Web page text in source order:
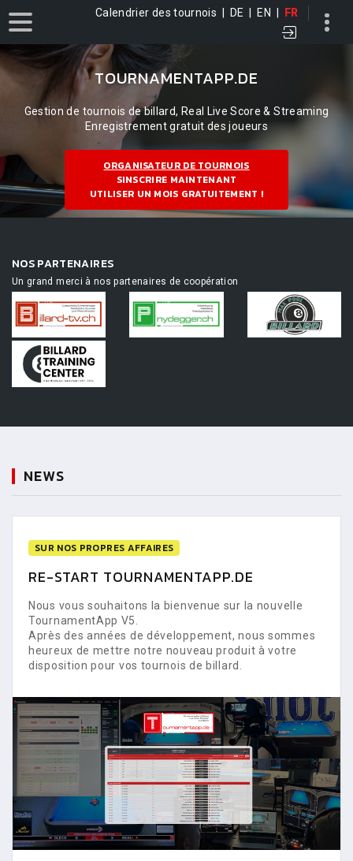
Calendrier des tournois DE EN FR
TOURNAMENTAPP.DE
Gestion de tournois de billard, Real Live Score & Streaming
Enregistrement gratuit des joueurs
ORGANISATEUR DE TOURNOIS
SINSCRIRE MAINTENANT
UTILISER UN MOIS GRATUITEMENT !
NOS PARTENAIRES
Un grand merci à nos partenaires de coopération
NEWS
SUR NOS PROPRES AFFAIRES
RE-START TOURNAMENTAPP.DE
Nous vous souhaitons la bienvenue sur la nouvelle
TournamentApp V5.
Après des années de développement, nous sommes
heureux de mettre notre nouveau produit à votre
disposition pour vos tournois de billard.